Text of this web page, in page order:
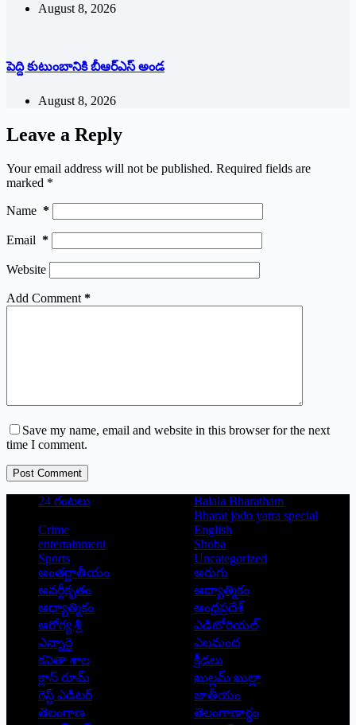
August 8, 2026
పెద్ది కుటుంబానికి బీఆర్ఎస్ అండ
August 8, 2026
Leave a Reply
Your email address will not be published. Required fields are
marked *
Name *
Email *
Website
Add Comment *
Save my name, email and website in this browser for the next
time I comment.
Post Comment
24 గంటలు
Balala Bharatham
Bharat jodo yatra special
Crime
English
entertainment
Shoba
Sports
Uncategorized
అంతర్జాతీయం
అరుగు
అవర్గీకృతం
ఆద్యాత్మికం
ఆధ్యాత్మికం
ఆంధ్రప్రదేశ్
ఆరోగ్య శ్రీ
ఎడిటోరియల్
ఎన్నారై
ఎలమంద
కవితా శాల
క్రీడలు
క్లాస్ రూమ్
ఖుల్లమ్ ఖుల్లా
గెస్ట్ ఎడిటర్
జాతీయం
తెలంగాణ
తెలంగాణార్థం